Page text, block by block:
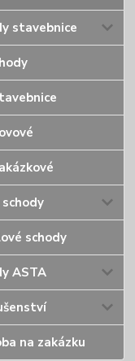
stavebnice
schody
ASTA
na zakázku